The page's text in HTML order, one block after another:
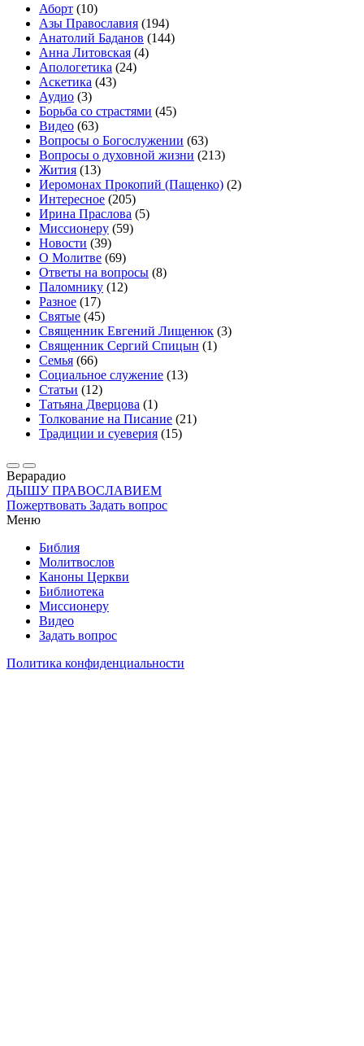
Аборт (10)
Азы Православия (194)
Анатолий Баданов (144)
Анна Литовская (4)
Апологетика (24)
Аскетика (43)
Аудио (3)
Борьба со страстями (45)
Видео (63)
Вопросы о Богослужении (63)
Вопросы о духовной жизни (213)
Жития (13)
Иеромонах Прокопий (Пащенко) (2)
Интересное (205)
Ирина Праслова (5)
Миссионеру (59)
Новости (39)
О Молитве (69)
Ответы на вопросы (8)
Паломнику (12)
Разное (17)
Святые (45)
Священник Евгений Лищенюк (3)
Священник Сергий Спицын (1)
Семья (66)
Социальное служение (13)
Статьи (12)
Татьяна Дверцова (1)
Толкование на Писание (21)
Традиции и суеверия (15)
Верарадио
ДЫШУ ПРАВОСЛАВИЕМ
Пожертвовать Задать вопрос
Меню
Библия
Молитвослов
Каноны Церкви
Библиотека
Миссионеру
Видео
Задать вопрос
Политика конфиденциальности